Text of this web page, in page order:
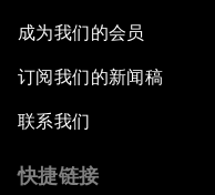
成为我们的会员
订阅我们的新闻稿
联系我们
快捷链接